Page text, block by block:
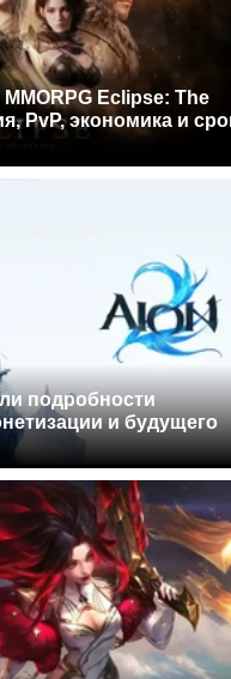
Eclipse: The
PvP, экономика и
подробности
и будущего